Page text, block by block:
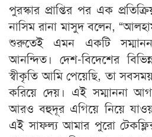
পুরস্কার প্রাপ্তির পর এক
নাসিম রানা মাসুদ বলেন,
শুরুতেই এমন একটি
আনন্দিত। দেশ-বিদেশের
স্বীকৃতি আমি পেয়েছি, তা
করিয়ে দেয়। এই সম্মাননা
আরও বহুদূর এগিয়ে নিয়ে
এই সাফল্য আমার পুরো